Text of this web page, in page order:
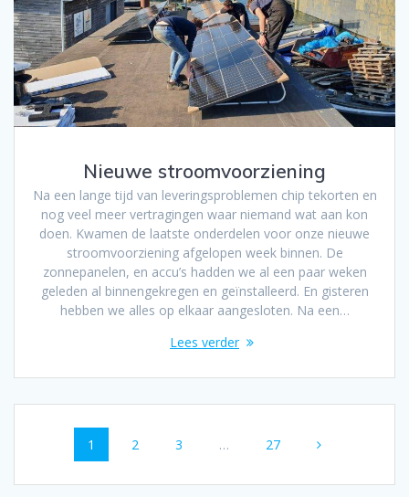
Nieuwe stroomvoorziening
Na een lange tijd van leveringsproblemen chip tekorten en
nog veel meer vertragingen waar niemand wat aan kon
doen. Kwamen de laatste onderdelen voor onze nieuwe
stroomvoorziening afgelopen week binnen. De
zonnepanelen, en accu’s hadden we al een paar weken
geleden al binnengekregen en geïnstalleerd. En gisteren
hebben we alles op elkaar aangesloten. Na een…
Lees verder
Berichten
navigatie
Pagina
1 Pagina
2 Pagina
3 … Pagina
27